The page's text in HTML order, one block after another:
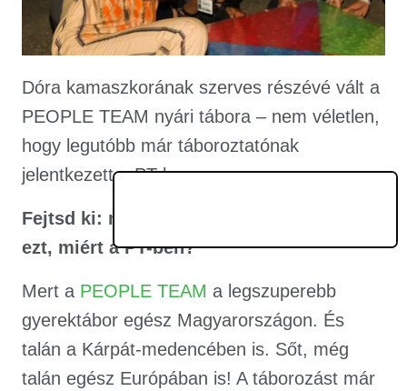
Dóra kamaszkorának szerves részévé vált a
PEOPLE TEAM nyári tábora – nem véletlen,
hogy legutóbb már táboroztatónak
jelentkezett a PT-be.
Fejtsd ki: miért most, miért velük, miért
ezt, miért a PT-ben?
Mert a PEOPLE TEAM a legszuperebb
gyerektábor egész Magyarországon. És
talán a Kárpát-medencében is. Sőt, még
talán egész Európában is! A táborozást már